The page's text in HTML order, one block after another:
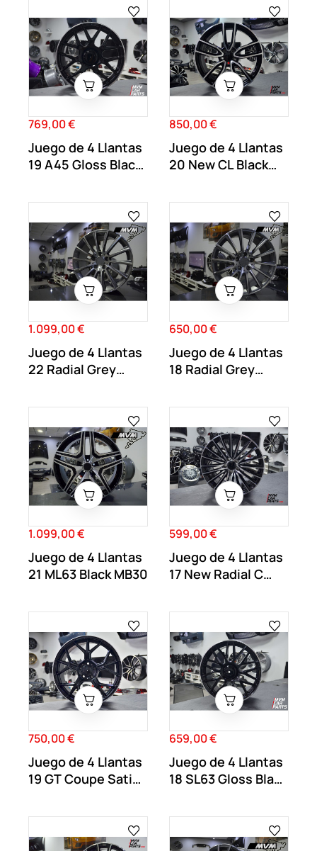
Precio
769,00 €
Juego de 4 Llantas
19 A45 Gloss Black
Precio
850,00 €
Juego de 4 Llantas
20 New CL Black
Precio
1.099,00 €
Juego de 4 Llantas
22 Radial Grey
Precio
650,00 €
Juego de 4 Llantas
18 Radial Grey
Precio
1.099,00 €
Juego de 4 Llantas
21 ML63 Black MB30
Precio
599,00 €
Juego de 4 Llantas
17 New Radial C
Precio
750,00 €
Juego de 4 Llantas
19 GT Coupe Satin
Precio
659,00 €
Juego de 4 Llantas
18 SL63 Gloss Black